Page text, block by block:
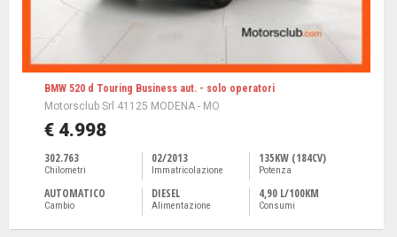
BMW 520 d Touring Business aut. - solo operatori
Motorsclub Srl 41125 MODENA - MO
€ 4.998
302.763
Chilometri
02/2013
Immatricolazione
135KW (184CV)
Potenza
AUTOMATICO
Cambio
DIESEL
Alimentazione
4,90 L/100KM
Consumi